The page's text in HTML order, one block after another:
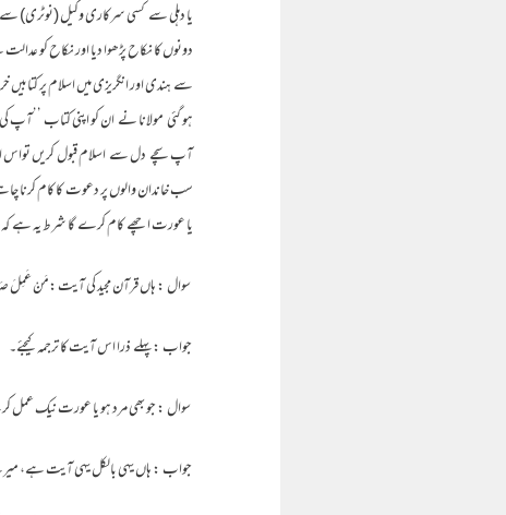
یا دہلی سے کسی سرکاری وکیل (نوٹری) سے
دونوں کا نکاح پڑھوا دیا اور نکاح کو
سے ہندی اور انگریزی میں اسلام پر
ہو گئی مولانا نے ان کو اپنی کتاب ’’آپ
آپ سچے دل سے اسلام قبول کریں تواس
سب خاندان والوں پر دعوت کا کام کرنا
یا عورت اچھے کام کرے گا شرط یہ ہے کہ وہ
سوال : ہاں قرآن مجید کی آیت :مَنْ عَمِلَ صَا
جواب : پہلے ذرا اس آیت کا ترجمہ کیجئے۔
سوال : جو بھی مرد ہو یا عورت نیک عمل
جواب : ہاں یہی بالکل یہی آیت ہے،